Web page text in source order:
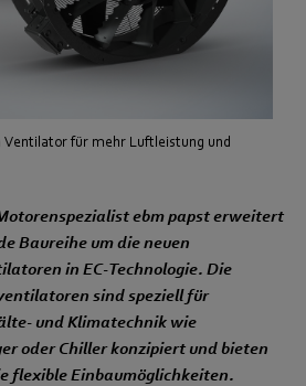
für mehr Luftleistung und
ebm papst erweitert
Baureihe um die neuen
in EC-Technologie. Die
sind speziell für
und Klimatechnik wie
oder Chiller konzipiert und bieten
flexible Einbaumöglichkeiten.